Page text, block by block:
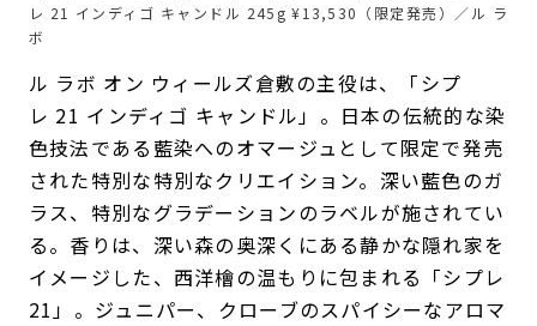
レ 21 インディゴ キャンドル 245g ¥13,530（限定発売）／ル ラ
ボ
ル ラボ オン ウィールズ倉敷の主役は、「シプ
レ 21 インディゴ キャンドル」。日本の伝統的な染
色技法である藍染へのオマージュとして限定で発売
された特別な特別なクリエイション。深い藍色のガ
ラス、特別なグラデーションのラベルが施されてい
る。香りは、深い森の奥深くにある静かな隠れ家を
イメージした、西洋檜の温もりに包まれる「シプレ
21」。ジュニパー、クローブのスパイシーなアロマ